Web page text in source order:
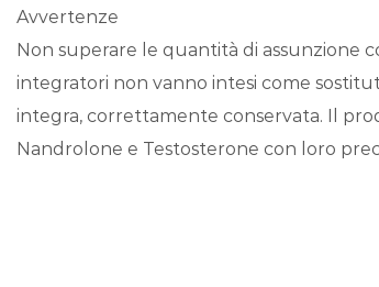
Avvertenze
Non superare le quantità di assunzione
integratori non vanno intesi come
integra, correttamente conservata. Il
Nandrolone e Testosterone con loro